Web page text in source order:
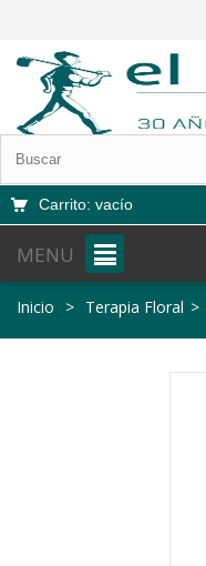
Carrito: vacío
MENU
Inicio > Terapia Floral >